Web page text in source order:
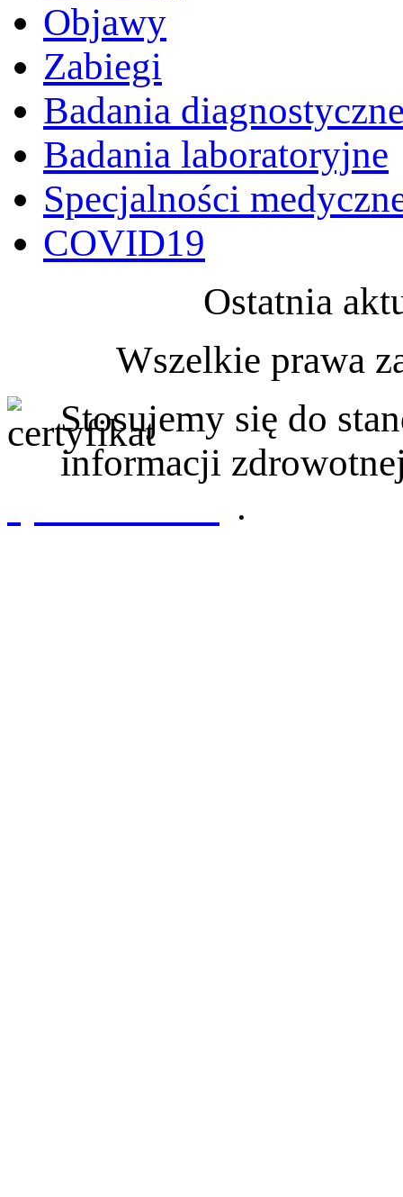
Objawy
Zabiegi
Badania
Badania laboratoryjne
Specjalności
COVID19
Ostatnia
Wszelkie prawa
Stosujemy się do
informacji
.